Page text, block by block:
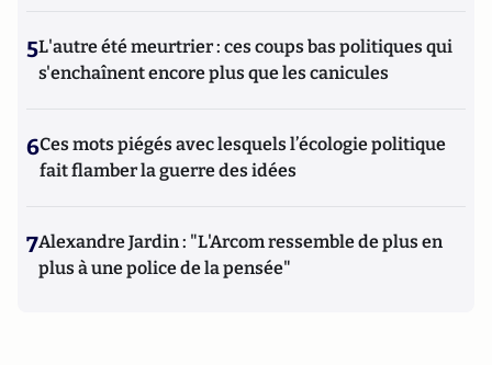
5L'autre été meurtrier : ces coups bas politiques qui
s'enchaînent encore plus que les canicules
6Ces mots piégés avec lesquels l’écologie politique
fait flamber la guerre des idées
7Alexandre Jardin : "L'Arcom ressemble de plus en
plus à une police de la pensée"